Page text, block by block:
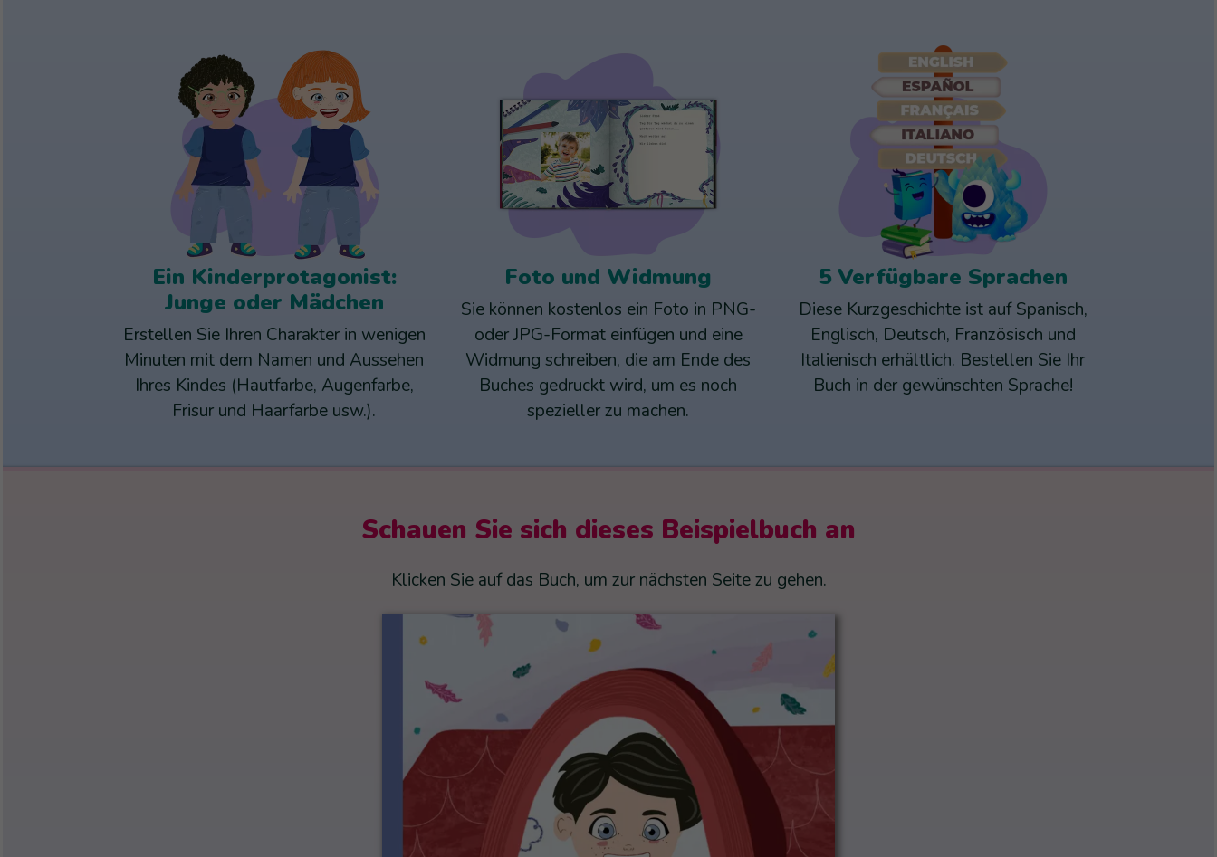
Ein Kinderprotagonist:
Junge oder Mädchen
Erstellen Sie Ihren Charakter in wenigen
Minuten mit dem Namen und Aussehen
Ihres Kindes (Hautfarbe, Augenfarbe,
Frisur und Haarfarbe usw.).
Foto und Widmung
Sie können kostenlos ein Foto in PNG-
oder JPG-Format einfügen und eine
Widmung schreiben, die am Ende des
Buches gedruckt wird, um es noch
spezieller zu machen.
5 Verfügbare Sprachen
Diese Kurzgeschichte ist auf Spanisch,
Englisch, Deutsch, Französisch und
Italienisch erhältlich. Bestellen Sie Ihr
Buch in der gewünschten Sprache!
Schauen Sie sich dieses Beispielbuch an
Klicken Sie auf das Buch, um zur nächsten Seite zu gehen.